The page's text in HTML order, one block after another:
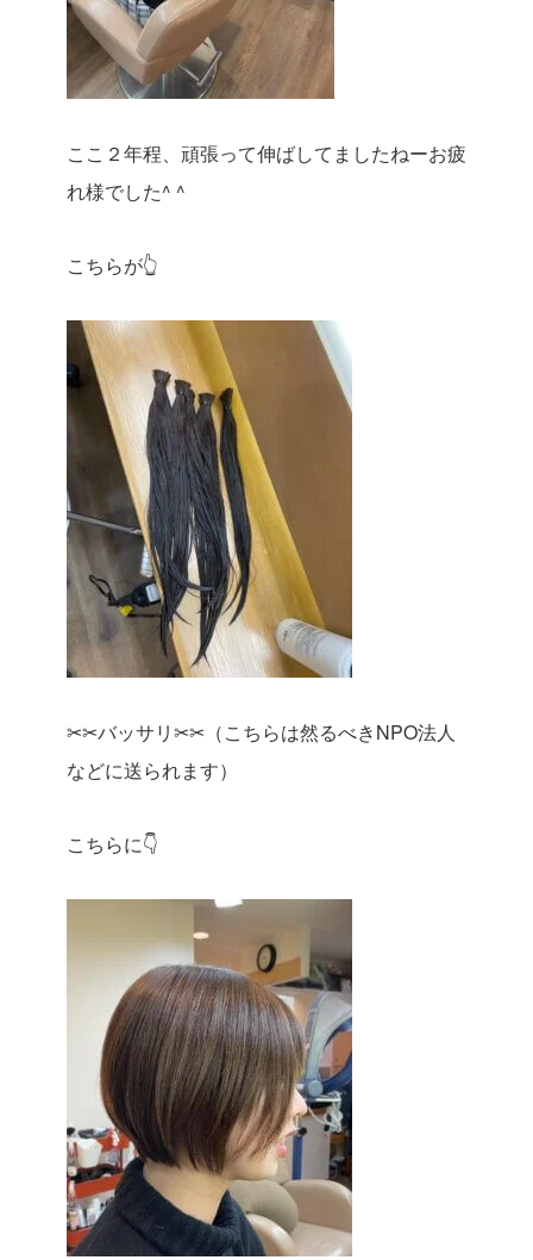
ここ２年程、頑張って伸ばしてましたねーお疲
れ様でした^ ^
こちらが👆
✂︎✂︎バッサリ✂︎✂︎（こちらは然るべきNPO法人
などに送られます）
こちらに👇